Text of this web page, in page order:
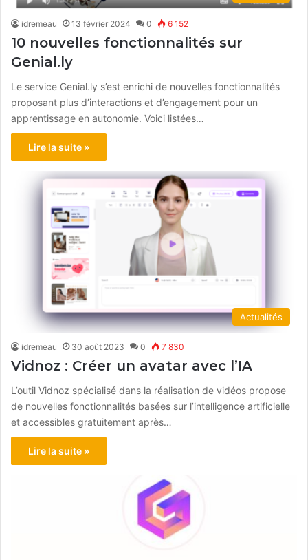
idremeau 13 février 2024 0 6 152
10 nouvelles fonctionnalités sur
Genial.ly
Le service Genial.ly s’est enrichi de nouvelles fonctionnalités
proposant plus d’interactions et d’engagement pour un
apprentissage en autonomie. Voici listées…
Lire la suite »
Actualités
idremeau 30 août 2023 0 7 830
Vidnoz : Créer un avatar avec l’IA
L’outil Vidnoz spécialisé dans la réalisation de vidéos propose
de nouvelles fonctionnalités basées sur l’intelligence artificielle
et accessibles gratuitement après…
Lire la suite »